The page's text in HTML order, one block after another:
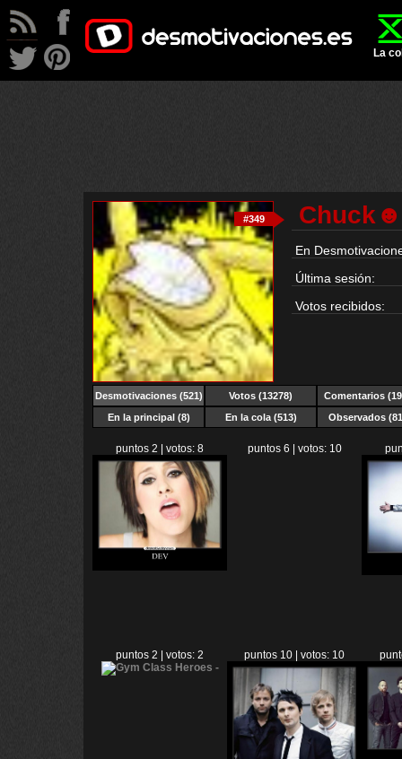
La
#349
En
Última sesión:
Votos recibidos:
Desmotivaciones(521) Votos (13278)
Comentarios
En la principal (8)
En la cola (513) Observados
puntos 2 | votos: 8 puntos 6 | votos: 10
puntos 2 | votos: 2 puntos 10 | votos: 10